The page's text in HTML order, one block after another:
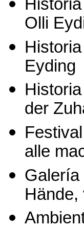
Olli
Eyding
der
alle
Galería
Hände,